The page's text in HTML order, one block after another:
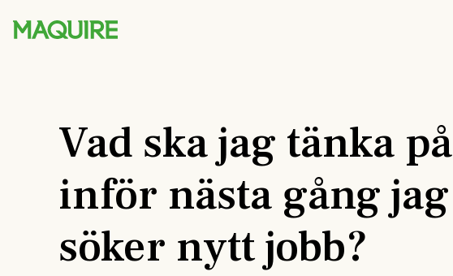
Vad ska jag tänka på
inför nästa gång jag
söker nytt jobb?